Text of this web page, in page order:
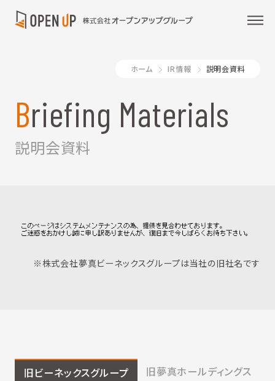
ホーム IR情報 説明会資料
Briefing Materials
説明会資料
※株式会社夢真ビーネックスグループは当社の旧社名です
旧ビーネックスグループ 旧夢真ホールディングス